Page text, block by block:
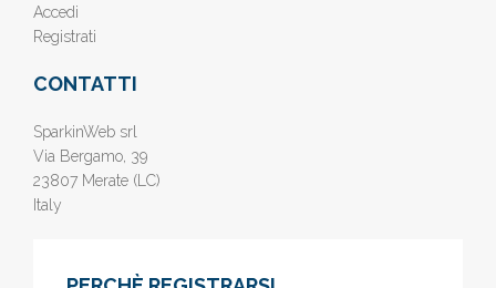
Accedi
Registrati
CONTATTI
SparkinWeb srl
Via Bergamo, 39
23807 Merate (LC)
Italy